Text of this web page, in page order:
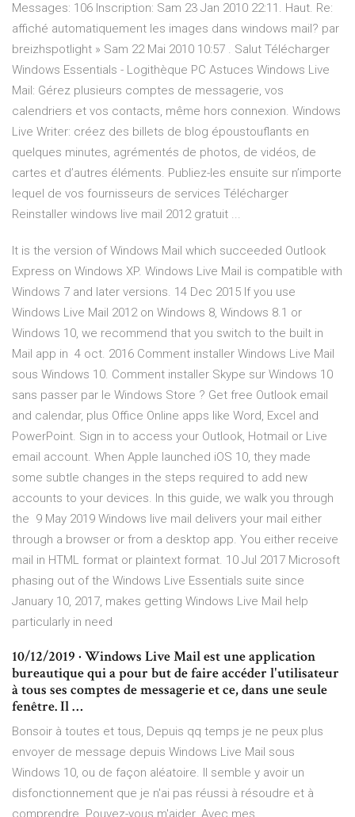
Messages: 106 Inscription: Sam 23 Jan 2010 22:11. Haut. Re:
affiché automatiquement les images dans windows mail? par
breizhspotlight » Sam 22 Mai 2010 10:57 . Salut Télécharger
Windows Essentials - Logithèque PC Astuces Windows Live
Mail: Gérez plusieurs comptes de messagerie, vos
calendriers et vos contacts, même hors connexion. Windows
Live Writer: créez des billets de blog époustouflants en
quelques minutes, agrémentés de photos, de vidéos, de
cartes et d’autres éléments. Publiez-les ensuite sur n’importe
lequel de vos fournisseurs de services Télécharger
Reinstaller windows live mail 2012 gratuit ...
It is the version of Windows Mail which succeeded Outlook
Express on Windows XP. Windows Live Mail is compatible with
Windows 7 and later versions. 14 Dec 2015 If you use
Windows Live Mail 2012 on Windows 8, Windows 8.1 or
Windows 10, we recommend that you switch to the built in
Mail app in 4 oct. 2016 Comment installer Windows Live Mail
sous Windows 10. Comment installer Skype sur Windows 10
sans passer par le Windows Store ? Get free Outlook email
and calendar, plus Office Online apps like Word, Excel and
PowerPoint. Sign in to access your Outlook, Hotmail or Live
email account. When Apple launched iOS 10, they made
some subtle changes in the steps required to add new
accounts to your devices. In this guide, we walk you through
the 9 May 2019 Windows live mail delivers your mail either
through a browser or from a desktop app. You either receive
mail in HTML format or plaintext format. 10 Jul 2017 Microsoft
phasing out of the Windows Live Essentials suite since
January 10, 2017, makes getting Windows Live Mail help
particularly in need
10/12/2019 · Windows Live Mail est une application
bureautique qui a pour but de faire accéder l'utilisateur
à tous ses comptes de messagerie et ce, dans une seule
fenêtre. Il …
Bonsoir à toutes et tous, Depuis qq temps je ne peux plus
envoyer de message depuis Windows Live Mail sous
Windows 10, ou de façon aléatoire. Il semble y avoir un
disfonctionnement que je n'ai pas réussi à résoudre et à